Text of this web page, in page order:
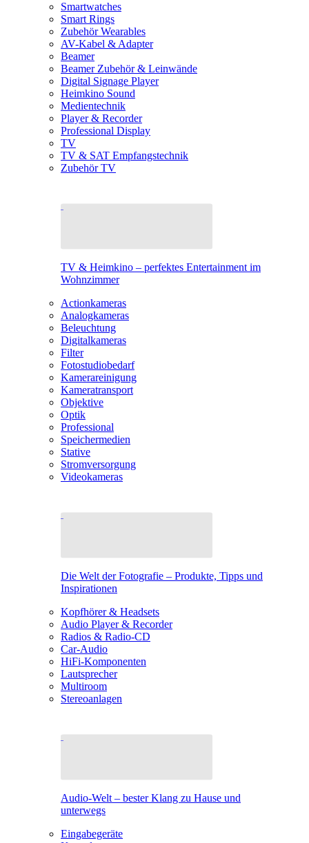
Smartwatches
Smart Rings
Zubehör Wearables
AV-Kabel & Adapter
Beamer
Beamer Zubehör & Leinwände
Digital Signage Player
Heimkino Sound
Medientechnik
Player & Recorder
Professional Display
TV
TV & SAT Empfangstechnik
Zubehör TV
TV & Heimkino – perfektes Entertainment im
Wohnzimmer
Actionkameras
Analogkameras
Beleuchtung
Digitalkameras
Filter
Fotostudiobedarf
Kamerareinigung
Kameratransport
Objektive
Optik
Professional
Speichermedien
Stative
Stromversorgung
Videokameras
Die Welt der Fotografie – Produkte, Tipps und
Inspirationen
Kopfhörer & Headsets
Audio Player & Recorder
Radios & Radio-CD
Car-Audio
HiFi-Komponenten
Lautsprecher
Multiroom
Stereoanlagen
Audio-Welt – bester Klang zu Hause und
unterwegs
Eingabegeräte